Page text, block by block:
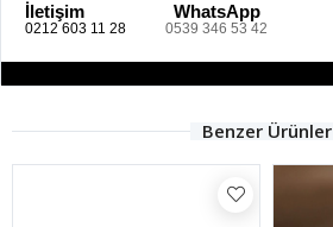
İletişim
0212 603 11 28
WhatsApp
0539 346 53 42
Benzer Ürünler